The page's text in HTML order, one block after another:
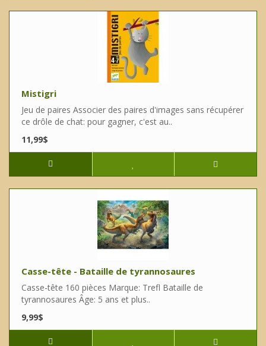
Mistigri
Jeu de paires Associer des paires d'images sans récupérer
ce drôle de chat: pour gagner, c'est au..
11,99$
Casse-tête - Bataille de tyrannosaures
Casse-tête 160 pièces Marque: Trefl Bataille de
tyrannosaures Âge: 5 ans et plus..
9,99$